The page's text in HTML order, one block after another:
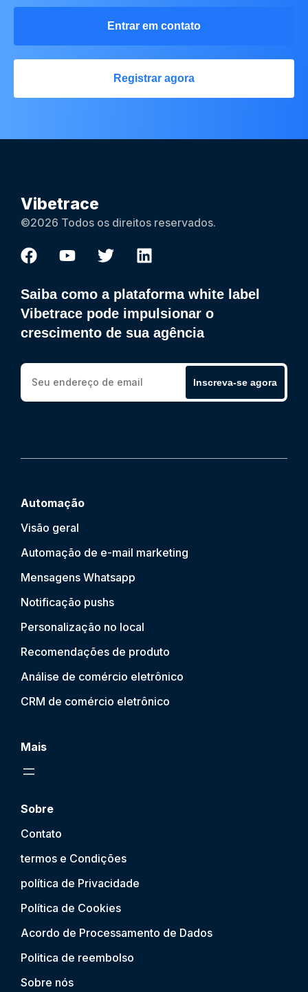
Entrar em contato
Registrar agora
Vibetrace
©2026 Todos os direitos reservados.
Saiba como a plataforma white label
Vibetrace pode impulsionar o
crescimento de sua agência
Inscreva-se agora
Automação
Visão geral
Automação de e-mail marketing
Mensagens Whatsapp
Notificação pushs
Personalização no local
Recomendações de produto
Análise de comércio eletrônico
CRM de comércio eletrônico
Mais
Sobre
Contato
termos e Condições
política de Privacidade
Política de Cookies
Acordo de Processamento de Dados
Politica de reembolso
Sobre nós